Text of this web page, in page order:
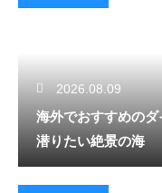
2026.08.09
海外でおすすめの
潜りたい絶景の海